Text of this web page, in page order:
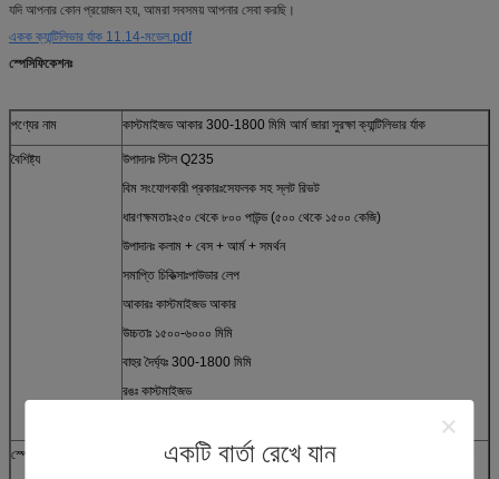
একটি বার্তা রেখে যান
যদি আপনার কোন প্রয়োজন হয়, আমরা সবসময় আপনার সেবা করছি।
একক ক্যান্টিলিভার র্যাক 11.14-মডেল.pdf
স্পেসিফিকেশনঃ
পণ্যের নাম কাস্টমাইজড আকার 300-1800 মিমি আর্ম জারা সুরক্ষা ক্যান্টিলিভার র্যাক
বৈশিষ্ট্য
উপাদানঃ স্টিল Q235
বিম সংযোগকারী প্রকারঃসেফলক সহ স্লট রিভট
ধারণক্ষমতাঃ২৫০ থেকে ৮০০ পাউন্ড (৫০০ থেকে ১৫০০ কেজি)
উপাদানঃ কলাম + বেস + আর্ম + সমর্থন
সমাপ্তি চিকিত্সাঃপাউডার লেপ
আকারঃ কাস্টমাইজড আকার
উচ্চতাঃ ১৫০০-৬০০০ মিমি
বাহুর দৈর্ঘ্যঃ 300-1800 মিমি
রঙঃ কাস্টমাইজড
স্পেসিফিকেশন
জনপ্রিয় ডিজাইনের এই তাক, একত্রিত করা এবং ভেঙে ফেলা সহজ, পণ্য রাখার জন্য